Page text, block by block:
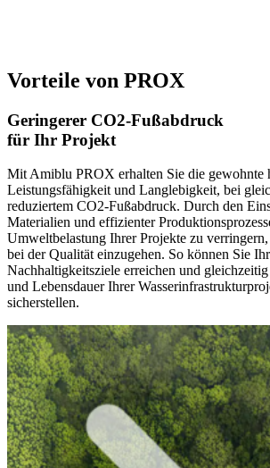
Vorteile von PROX
Geringerer CO2‑Fußabdruck
für Ihr Projekt
Mit Amiblu PROX erhalten Sie die gewohnte
Leistungsfähigkeit und Langlebigkeit, bei
reduziertem CO2‑Fußabdruck. Durch den
Materialien und effizienter
Umweltbelastung Ihrer Projekte zu
bei der Qualität einzugehen. So können Sie
Nachhaltigkeitsziele erreichen und
und Lebensdauer Ihrer
sicherstellen.